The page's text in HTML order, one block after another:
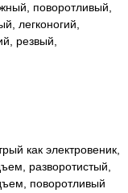
поворотливый,
легконогий,
резвый,
как электровеник,
разворотистый,
поворотливый